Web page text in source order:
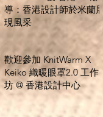
導：香港設計師於米蘭展
現風采
歡迎參加 KnitWarm X
Keiko 織暖眼罩2.0 工作
坊 @ 香港設計中心